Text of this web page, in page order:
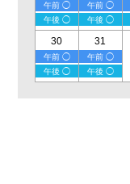
午前 ◯
午後 ◯
午前 ◯
午後 ◯
30
午前 ◯
午後 ◯
31
午前 ◯
午後 ◯